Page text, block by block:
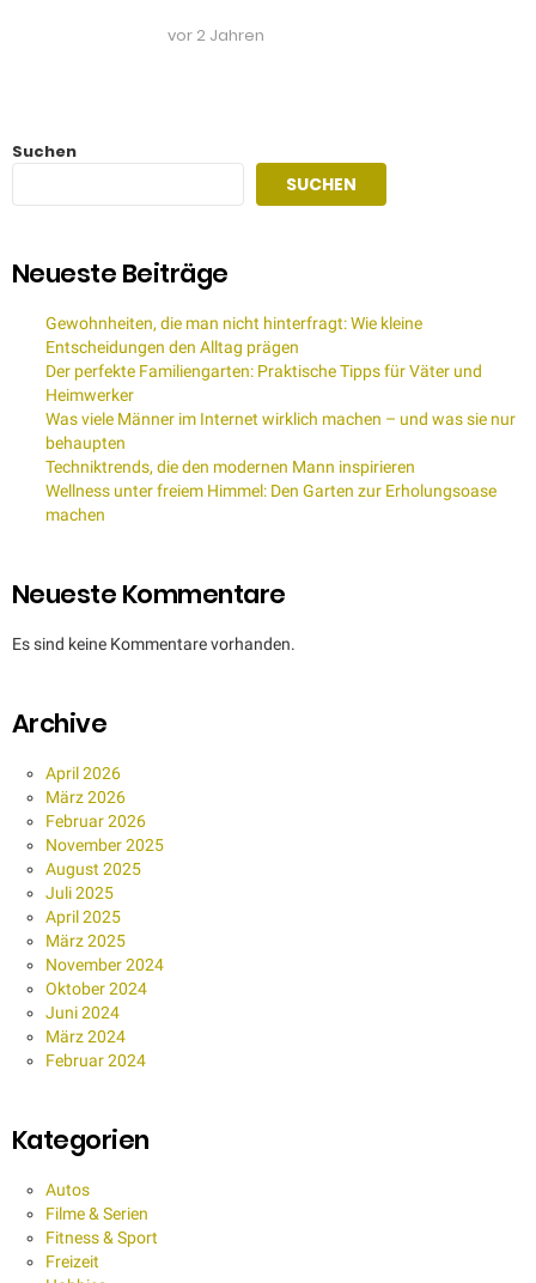
vor 2 Jahren
Suchen
SUCHEN
Neueste Beiträge
Gewohnheiten, die man nicht hinterfragt: Wie kleine
Entscheidungen den Alltag prägen
Der perfekte Familiengarten: Praktische Tipps für Väter und
Heimwerker
Was viele Männer im Internet wirklich machen – und was sie nur
behaupten
Techniktrends, die den modernen Mann inspirieren
Wellness unter freiem Himmel: Den Garten zur Erholungsoase
machen
Neueste Kommentare
Es sind keine Kommentare vorhanden.
Archive
April 2026
März 2026
Februar 2026
November 2025
August 2025
Juli 2025
April 2025
März 2025
November 2024
Oktober 2024
Juni 2024
März 2024
Februar 2024
Kategorien
Autos
Filme & Serien
Fitness & Sport
Freizeit